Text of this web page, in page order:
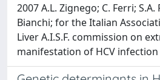
2007 A.L. Zignego; C. Ferri; S.A.
Bianchi; for the Italian
Liver A.I.S.F. commission on
manifestation of HCV infection